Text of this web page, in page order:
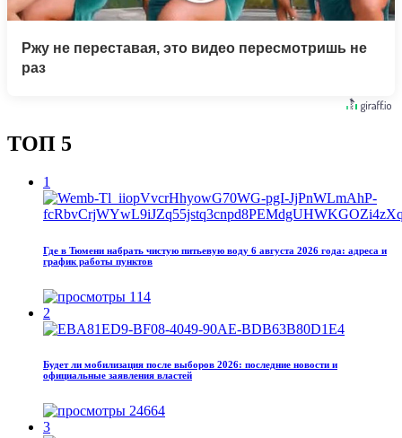
Ржу не переставая, это видео пересмотришь не
раз
ТОП 5
1
Где в Тюмени набрать чистую питьевую воду 6 августа 2026 года: адреса и
график работы пунктов
114
2
Будет ли мобилизация после выборов 2026: последние новости и
официальные заявления властей
24664
3